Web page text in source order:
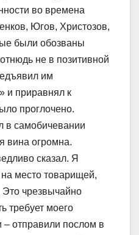
во времена
Югов, Христозов,
были обозваны
не в позитивной
им
и приравнял к
проглочено.
в самобичевании
вина огромна.
сказал. Я
место товарищей,
чрезвычайно
требует моего
– отправили послом в